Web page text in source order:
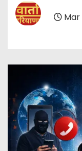
Mar